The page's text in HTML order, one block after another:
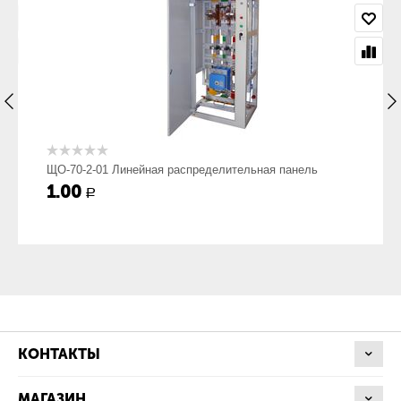
распределительных щитов комплектуются шинным мостом.
Расстояние между фасадами панелей 1500 мм и более.
Современные технологии в электротехнике быстро
развиваются. Наши специалисты консультируют не только по
замене панелей ЩО-70 на новые, а так же могут предложить
модернизировать ваше комплектное устройство.
Цена указанная на нашем сайте - это ориентировочная цена
изделия. Чтобы узнать точную стоимость, его нужно
просчитать. Это не займет много времени, наши инженеры
подберут именно то, что вам нужно.
ЩО-70-2-01 Линейная распределительная панель
1.00 Р
КОНТАКТЫ